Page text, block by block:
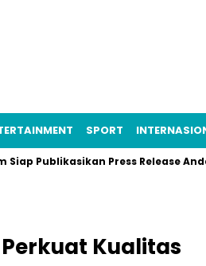
SPORT
Press Release Anda!
Kualitas